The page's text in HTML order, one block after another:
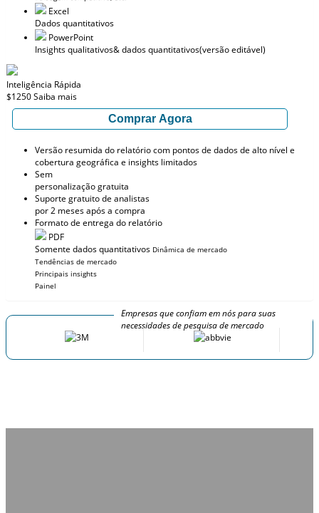
Excel
Dados quantitativos
PowerPoint
Insights qualitativos& dados quantitativos(versão editável)
Inteligência Rápida
$1250Saiba mais
Comprar Agora
Versão resumida do relatório com pontos de dados de alto nível e
cobertura geográfica e insights limitados
Sem
personalização gratuita
Suporte gratuito de analistas
por 2 meses após a compra
Formato de entrega do relatório
PDF
Somente dados quantitativos Dinâmica de mercado
Tendências de mercado
Principais insights
Painel
Empresas que confiam em nós para suas
necessidades de pesquisa de mercado